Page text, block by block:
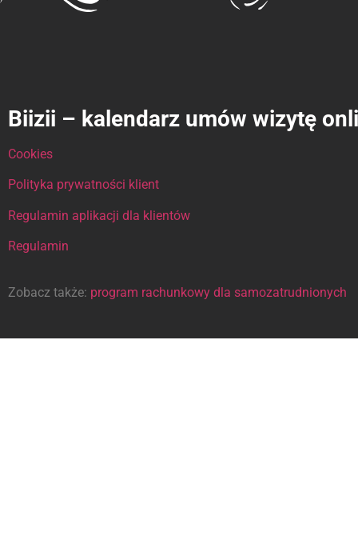
Biizii – kalendarz umów wizytę
Cookies
Polityka prywatności klient
Regulamin aplikacji dla klientów
Regulamin
Zobacz także: program rachunkowy dla samozatrudnionych